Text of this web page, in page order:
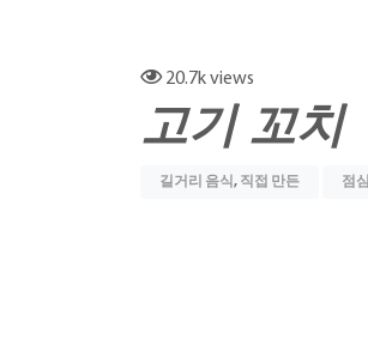
20.7kviews
고기 꼬치
길거리 음식 , 직접 만든 점심